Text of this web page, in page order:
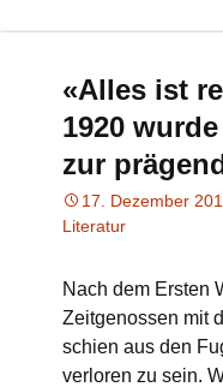
«Alles ist
1920
zur
17. Dezember
Literatur
Nach dem Ersten
Zeitgenossen mit
schien aus den
verloren zu sein.